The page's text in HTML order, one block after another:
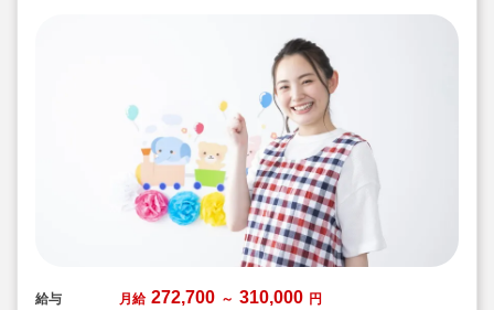
給与 月給 272,700 ～ 310,000 円